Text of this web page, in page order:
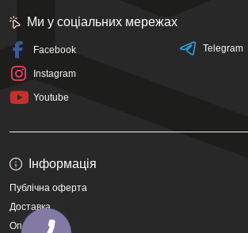
Інформація
Публічна оферта
Доставка
Оплата
Ми у соціальних мережах
Facebook
Instagram
Youtube
Telegram